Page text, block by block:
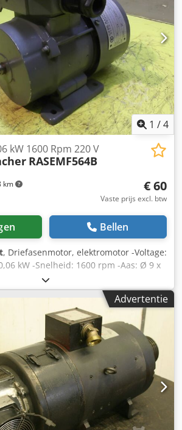
1 /4
km
kW 1600 Rpm 220 V
RASEMF564B
€ 60
Vaste prijs excl. btw
Bellen
, Driefasenmotor, elektromotor -Voltage:
kW -Snelheid: 1600 rpm -Aas: Ø 9 x
IP 54 -Maten:
Aijdzzhxs Hja -gewicht: 4 kg
Advertentie